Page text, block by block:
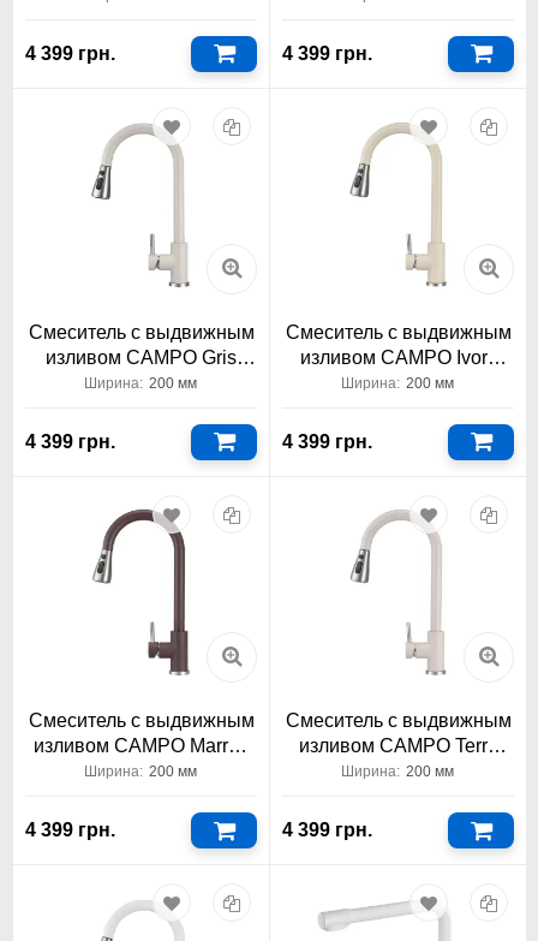
4 399 грн. 4 399 грн.
Смеситель с выдвижным
изливом CAMPO Gris
Granado
Ширина: 200 мм
4 399 грн.
Смеситель с выдвижным
изливом CAMPO Ivory
Granado
Ширина: 200 мм
4 399 грн.
Смеситель с выдвижным
изливом CAMPO Marron
Granado
Ширина: 200 мм
4 399 грн.
Смеситель с выдвижным
изливом CAMPO Terra
Granado
Ширина: 200 мм
4 399 грн.